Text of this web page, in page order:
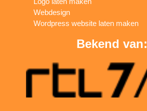
Webdesign
Wordpress website laten maken
Bekend van: